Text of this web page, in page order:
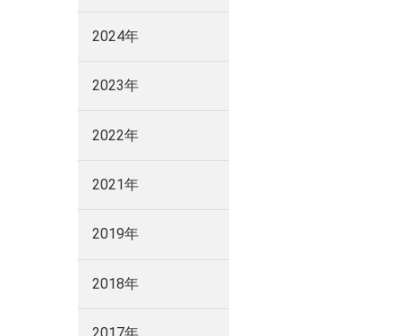
2024年
2023年
2022年
2021年
2019年
2018年